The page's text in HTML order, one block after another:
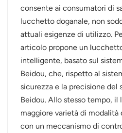
consente ai consumatori di
lucchetto doganale, non
attuali esigenze di utilizzo.
articolo propone un
intelligente, basato sul
Beidou, che, rispetto al
sicurezza e la precisione del
Beidou. Allo stesso tempo,
maggiore varietà di modalità
con un meccanismo di